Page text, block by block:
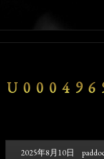
2025年8月10日